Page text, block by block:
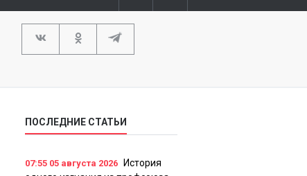
ПОСЛЕДНИЕ СТАТЬИ
07:55 05 августа 2026
История